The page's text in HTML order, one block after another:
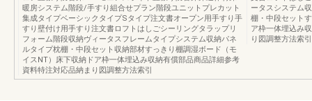
暖房システム階段/手すり組合せプラン階段ユニットプレカット
集成タイプベーシックタイプSタイプ注文書オープン用手すり手
すり壁付け用手すり注文書ロフトはしごシーリングタラップリ
フォーム階段収納ヴィータスフレームタイプシステム収納パネ
ルタイプ枕棚・中段セット収納部材すっきり棚調湿ボード（モ
イスNT）床下収納ドア枠一体埋込み収納有償部品商品詳細参考
資料特注対応品納まり図調整方法索引
ータスシステム
棚・中段セット
ア枠一体埋込み
り図調整方法索